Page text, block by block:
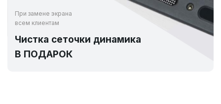
При замене экрана
всем клиентам
Чистка сеточки динамика
В ПОДАРОК